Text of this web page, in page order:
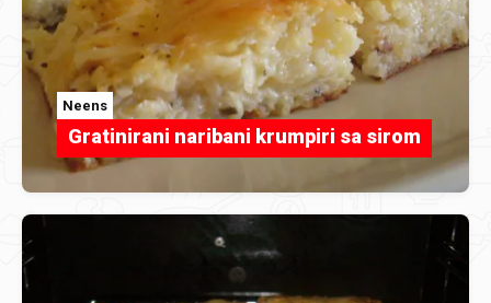
Neens
Gratinirani naribani krumpiri sa sirom